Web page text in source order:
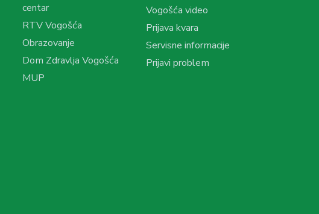
centar
RTV Vogošća
Obrazovanje
Dom Zdravlja Vogošća
MUP
Vogošća video
Prijava kvara
Servisne informacije
Prijavi problem